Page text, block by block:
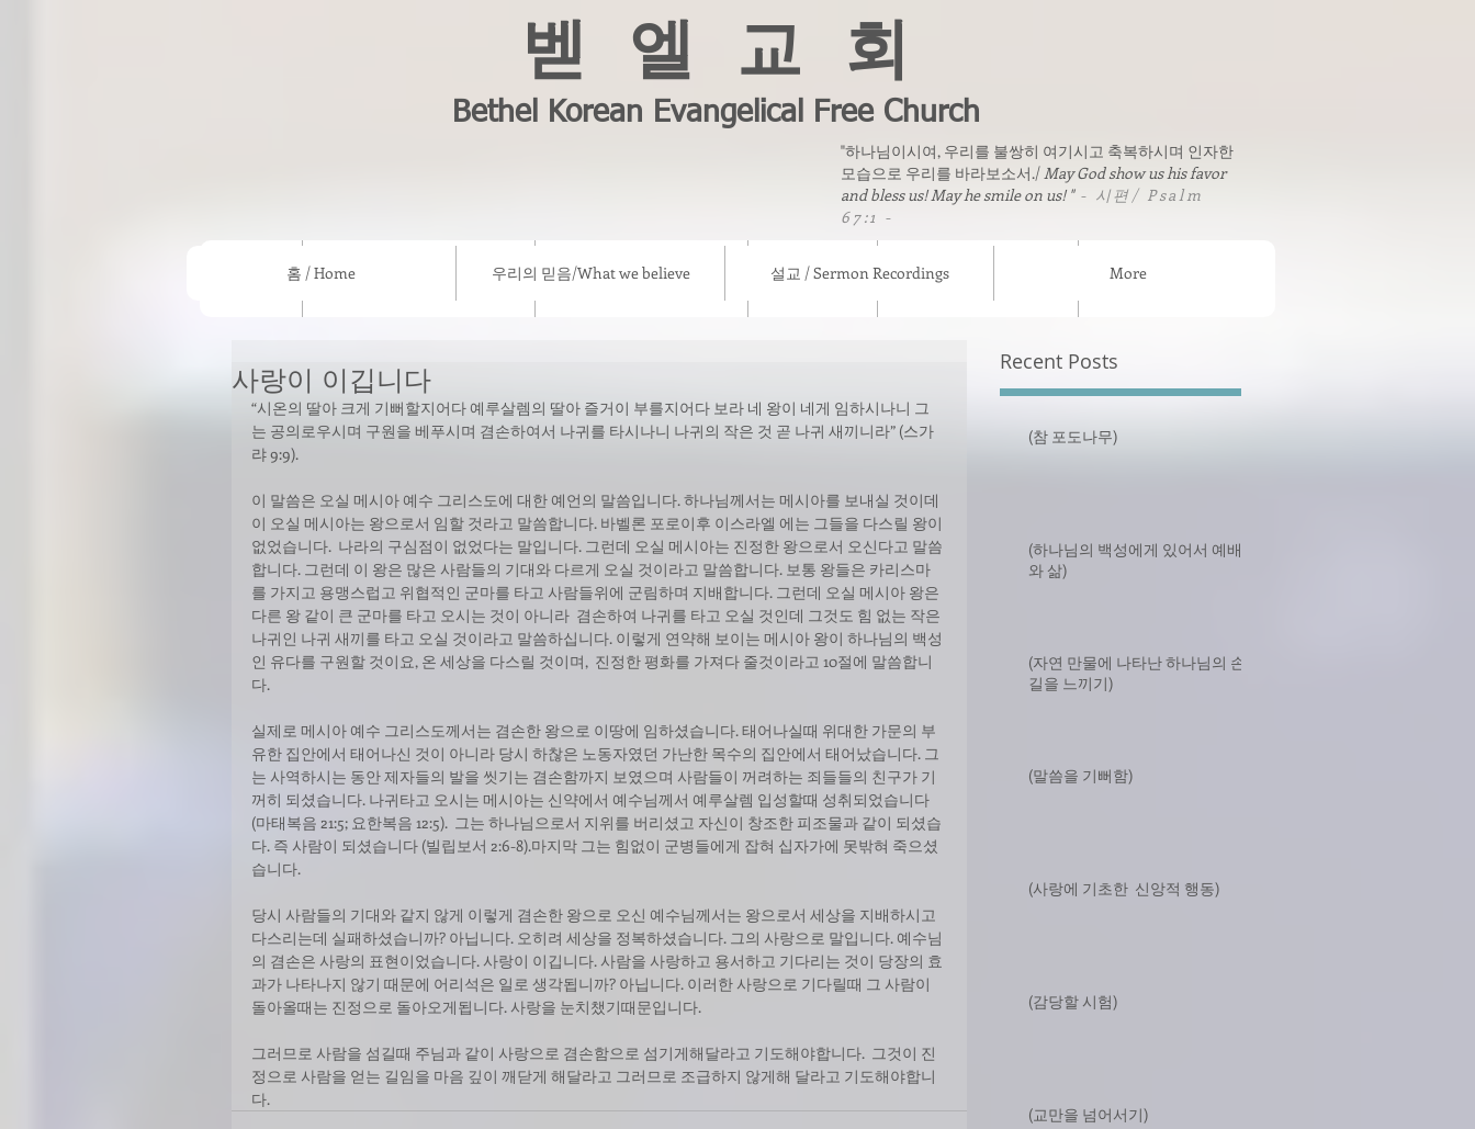
벧 엘 교 회
Bethel Korean Evangelical Free Church
"하나님이시여, 우리를 불쌍히 여기시고 축복하시며 인자한
모습으로 우리를 바라보소서./May God show us his favor
and bless us! May he smile on us! " - 시편/ Psalm
67:1 -
우리의 믿음/What we believe 설교 / Sermon Recordings 칼럼/ Column 선교소식/ Mission News 연락처 / Contact
홈 / Home 우리의 믿음/What we believe 설교 / Sermon Recordings More
사랑이 이깁니다
“시온의 딸아 크게 기뻐할지어다 예루살렘의 딸아 즐거이 부를지어다 보라 네 왕이 네게 임하시나니 그
는 공의로우시며 구원을 베푸시며 겸손하여서 나귀를 타시나니 나귀의 작은 것 곧 나귀 새끼니라” (스가
랴 9:9).
이 말씀은 오실 메시아 예수 그리스도에 대한 예언의 말씀입니다. 하나님께서는 메시아를 보내실 것이데
이 오실 메시아는 왕으로서 임할 것라고 말씀합니다. 바벨론 포로이후 이스라엘 에는 그들을 다스릴 왕이
없었습니다.  나라의 구심점이 없었다는 말입니다. 그런데 오실 메시아는 진정한 왕으로서 오신다고 말씀
합니다. 그런데 이 왕은 많은 사람들의 기대와 다르게 오실 것이라고 말씀합니다. 보통 왕들은 카리스마
를 가지고 용맹스럽고 위협적인 군마를 타고 사람들위에 군림하며 지배합니다. 그런데 오실 메시아 왕은
다른 왕 같이 큰 군마를 타고 오시는 것이 아니라  겸손하여 나귀를 타고 오실 것인데 그것도 힘 없는 작은
나귀인 나귀 새끼를 타고 오실 것이라고 말씀하십니다. 이렇게 연약해 보이는 메시아 왕이 하나님의 백성
인 유다를 구원할 것이요, 온 세상을 다스릴 것이며,  진정한 평화를 가져다 줄것이라고 10절에 말씀합니
다.
실제로 메시아 예수 그리스도께서는 겸손한 왕으로 이땅에 임하셨습니다. 태어나실때 위대한 가문의 부
유한 집안에서 태어나신 것이 아니라 당시 하찮은 노동자였던 가난한 목수의 집안에서 태어났습니다. 그
는 사역하시는 동안 제자들의 발을 씻기는 겸손함까지 보였으며 사람들이 꺼려하는 죄들들의 친구가 기
꺼히 되셨습니다. 나귀타고 오시는 메시아는 신약에서 예수님께서 예루살렘 입성할때 성취되었습니다
(마태복음 21:5; 요한복음 12:5).  그는 하나님으로서 지위를 버리셨고 자신이 창조한 피조물과 같이 되셨습
다. 즉 사람이 되셨습니다 (빌립보서 2:6-8).마지막 그는 힘없이 군병들에게 잡혀 십자가에 못밖혀 죽으셨
습니다.
당시 사람들의 기대와 같지 않게 이렇게 겸손한 왕으로 오신 예수님께서는 왕으로서 세상을 지배하시고
다스리는데 실패하셨습니까? 아닙니다. 오히려 세상을 정복하셨습니다. 그의 사랑으로 말입니다. 예수님
의 겸손은 사랑의 표현이었습니다. 사랑이 이깁니다. 사람을 사랑하고 용서하고 기다리는 것이 당장의 효
과가 나타나지 않기 때문에 어리석은 일로 생각됩니까? 아닙니다. 이러한 사랑으로 기다릴때 그 사람이
돌아올때는 진정으로 돌아오게됩니다. 사랑을 눈치챘기때문입니다.
그러므로 사람을 섬길때 주님과 같이 사랑으로 겸손함으로 섬기게해달라고 기도해야합니다.  그것이 진
정으로 사람을 얻는 길임을 마음 깊이 깨닫게 해달라고 그러므로 조급하지 않게해 달라고 기도해야합니
다.
Recent Posts
(참 포도나무)
(하나님의 백성에게 있어서 예배
와 삶)
(자연 만물에 나타난 하나님의 손
길을 느끼기)
(말씀을 기뻐함)
(사랑에 기초한 신앙적 행동)
(감당할 시험)
(교만을 넘어서기)